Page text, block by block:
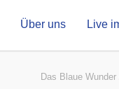
Über uns Live
Das Blaue Wunder